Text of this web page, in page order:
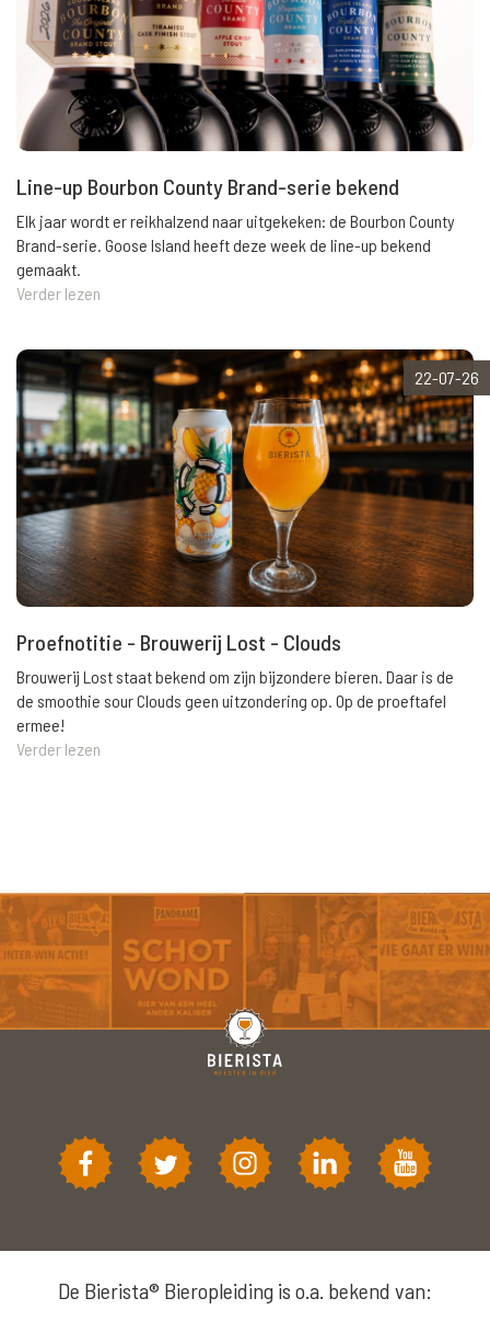
Line-up Bourbon County Brand-serie bekend
Elk jaar wordt er reikhalzend naar uitgekeken: de Bourbon County
Brand-serie. Goose Island heeft deze week de line-up bekend
gemaakt.
Verder lezen
22-07-26
Proefnotitie - Brouwerij Lost - Clouds
Brouwerij Lost staat bekend om zijn bijzondere bieren. Daar is de
de smoothie sour Clouds geen uitzondering op. Op de proeftafel
ermee!
Verder lezen
De Bierista® Bieropleiding is o.a. bekend van: